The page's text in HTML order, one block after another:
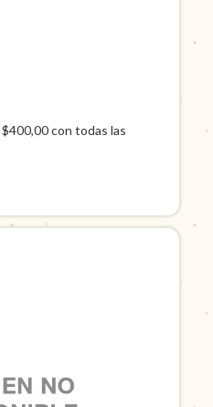
$400,00con todas las